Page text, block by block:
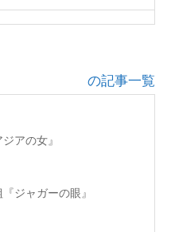
の記事一覧
アの女』
ジャガーの眼』